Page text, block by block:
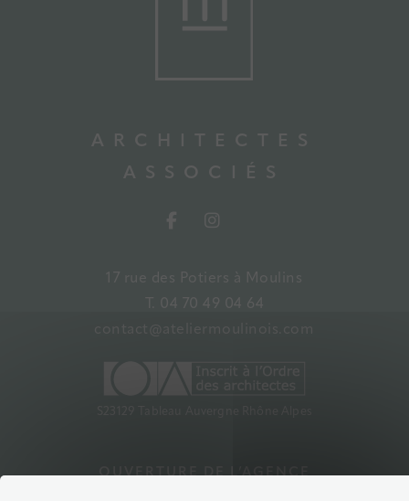
ARCHITECTES
ASSOCIÉS
17 rue des Potiers à Moulins
T. 04 70 49 04 64
OUVERTURE DE L’AGENCE